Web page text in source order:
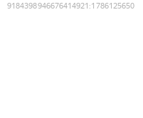
9184398946676414921 :1786125650